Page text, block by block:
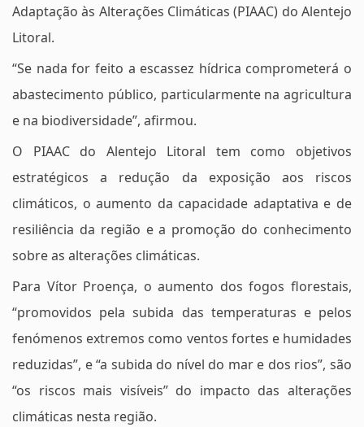
Adaptação às Alterações Climáticas (PIAAC) do Alentejo
Litoral.
“Se nada for feito a escassez hídrica comprometerá o
abastecimento público, particularmente na agricultura
e na biodiversidade”, afirmou.
O PIAAC do Alentejo Litoral tem como objetivos
estratégicos a redução da exposição aos riscos
climáticos, o aumento da capacidade adaptativa e de
resiliência da região e a promoção do conhecimento
sobre as alterações climáticas.
Para Vítor Proença, o aumento dos fogos florestais,
“promovidos pela subida das temperaturas e pelos
fenómenos extremos como ventos fortes e humidades
reduzidas”, e “a subida do nível do mar e dos rios”, são
“os riscos mais visíveis” do impacto das alterações
climáticas nesta região.